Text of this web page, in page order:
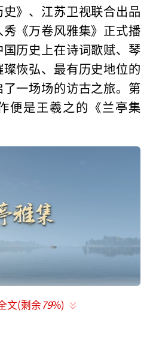
》、江苏卫视联合出品
《万卷风雅集》正式播
历史上在诗词歌赋、琴
恢弘、最有历史地位的
一场场的访古之旅。第
便是王羲之的《兰亭集
王羲之的故居“绍兴”作
文(剩余79%)